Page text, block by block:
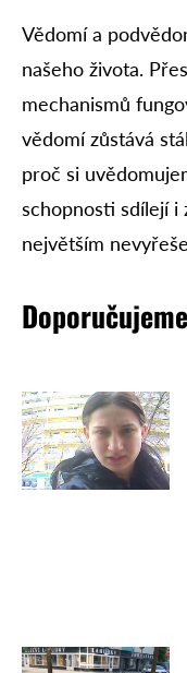
Vědomí a
našeho života.
mechanismů
vědomí zůstává
proč si
schopnosti sdílejí i
největším
Doporučujeme